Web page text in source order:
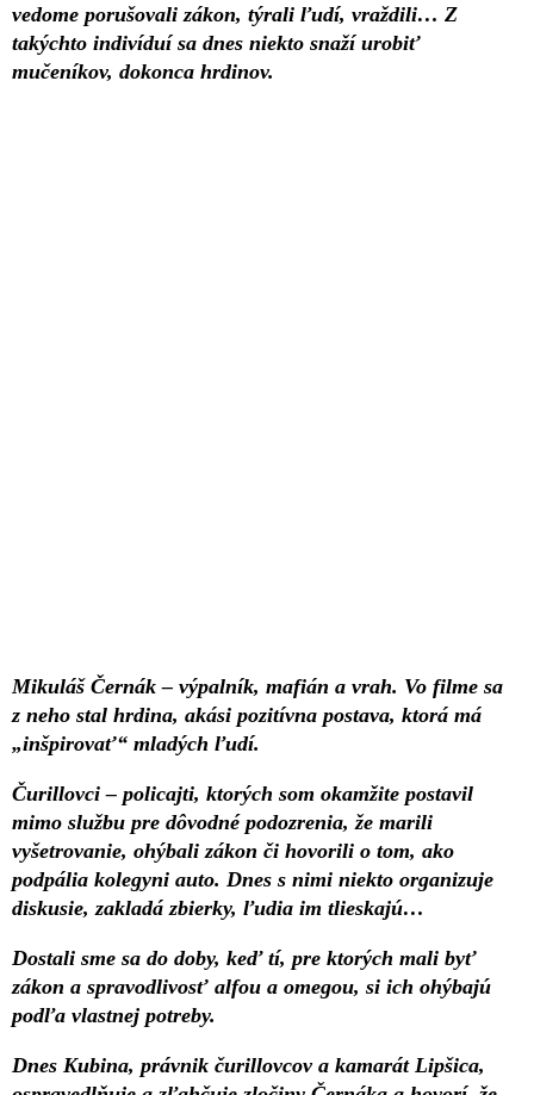
vedome porušovali zákon, týrali ľudí, vraždili… Z
takýchto indivíduí sa dnes niekto snaží urobiť
mučeníkov, dokonca hrdinov.
Mikuláš Černák – výpalník, mafián a vrah. Vo filme sa
z neho stal hrdina, akási pozitívna postava, ktorá má
„inšpirovať“ mladých ľudí.
Čurillovci – policajti, ktorých som okamžite postavil
mimo službu pre dôvodné podozrenia, že marili
vyšetrovanie, ohýbali zákon či hovorili o tom, ako
podpália kolegyni auto. Dnes s nimi niekto organizuje
diskusie, zakladá zbierky, ľudia im tlieskajú…
Dostali sme sa do doby, keď tí, pre ktorých mali byť
zákon a spravodlivosť alfou a omegou, si ich ohýbajú
podľa vlastnej potreby.
Dnes Kubina, právnik čurillovcov a kamarát Lipšica,